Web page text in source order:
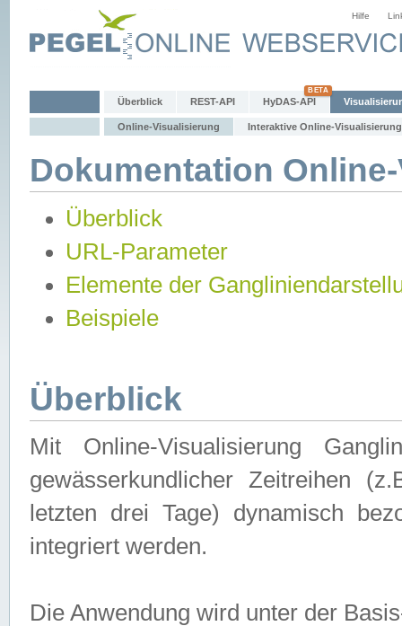
Hilfe
Überblick REST-API HyDAS-API
Online-Visualisierung Interaktive Online-Visualisierung
Dokumentation
Überblick
URL-Parameter
Elemente der
Beispiele
Überblick
Mit Online-Visualisierung
gewässerkundlicher Zeitreihen
letzten drei Tage) dynamisch
integriert werden.
Die Anwendung wird unter der